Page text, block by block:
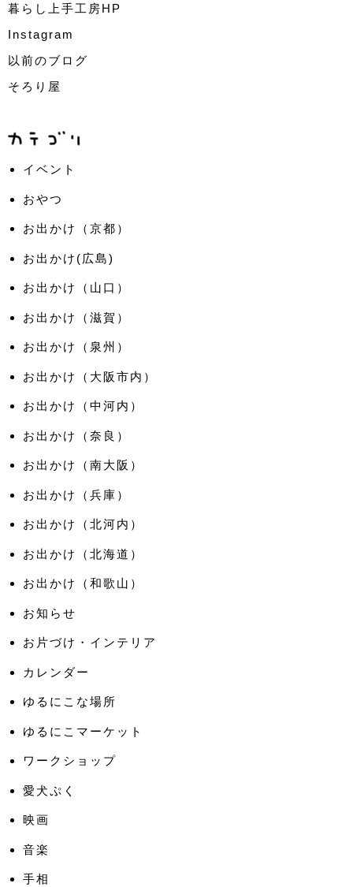
暮らし上手工房HP
Instagram
以前のブログ
そろり屋
イベント
おやつ
お出かけ（京都）
お出かけ(広島)
お出かけ（山口）
お出かけ（滋賀）
お出かけ（泉州）
お出かけ（大阪市内）
お出かけ（中河内）
お出かけ（奈良）
お出かけ（南大阪）
お出かけ（兵庫）
お出かけ（北河内）
お出かけ（北海道）
お出かけ（和歌山）
お知らせ
お片づけ・インテリア
カレンダー
ゆるにこな場所
ゆるにこマーケット
ワークショップ
愛犬ぷく
映画
音楽
手相